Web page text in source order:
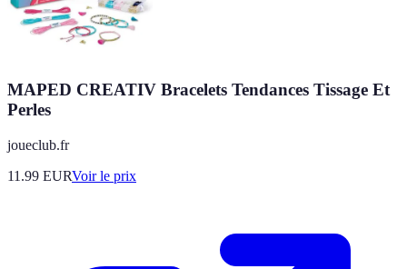
MAPED CREATIV Bracelets Tendances Tissage Et
Perles
joueclub.fr
11.99 EURVoir le prix